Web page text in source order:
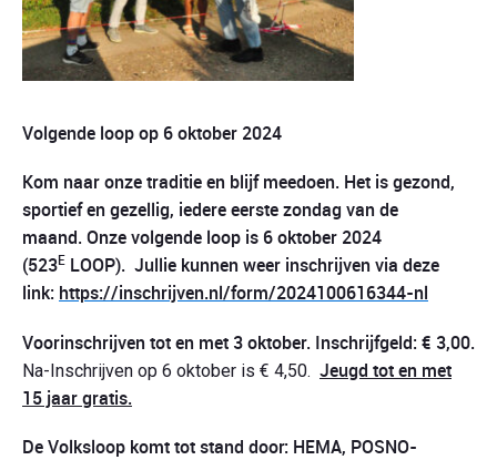
Volgende loop op 6 oktober 2024
Kom naar onze traditie en blijf meedoen. Het is gezond,
sportief en gezellig, iedere eerste zondag van de
maand. Onze volgende loop is 6 oktober 2024
(523E LOOP). Jullie kunnen weer inschrijven via deze
link: https://inschrijven.nl/form/2024100616344-nl
Voorinschrijven tot en met 3 oktober. Inschrijfgeld: € 3,00.
Na-Inschrijven op 6 oktober is € 4,50. Jeugd tot en met
15 jaar gratis.
De Volksloop komt tot stand door: HEMA, POSNO-